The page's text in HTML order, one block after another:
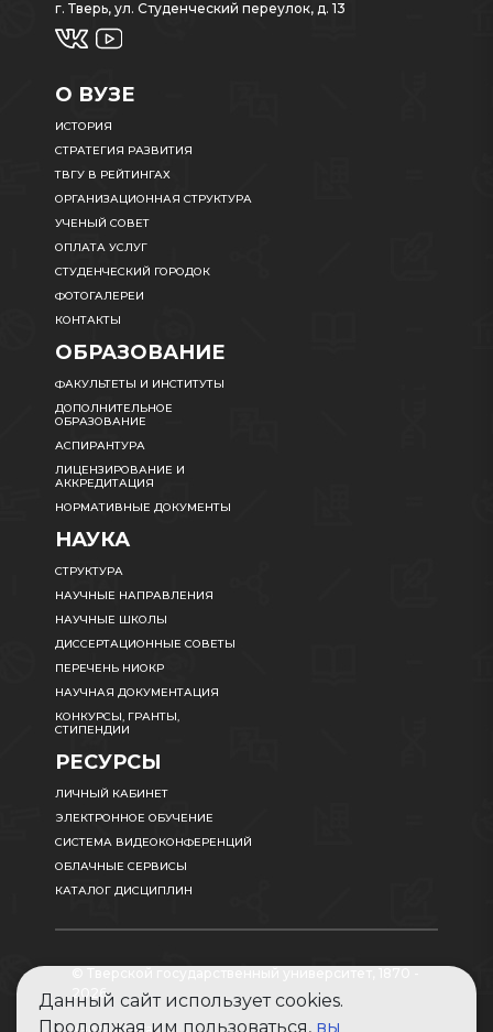
г. Тверь, ул. Студенческий переулок, д. 13
О ВУЗЕ
ИСТОРИЯ
СТРАТЕГИЯ РАЗВИТИЯ
ТВГУ В РЕЙТИНГАХ
ОРГАНИЗАЦИОННАЯ СТРУКТУРА
УЧЕНЫЙ СОВЕТ
ОПЛАТА УСЛУГ
СТУДЕНЧЕСКИЙ ГОРОДОК
ФОТОГАЛЕРЕИ
КОНТАКТЫ
ОБРАЗОВАНИЕ
ФАКУЛЬТЕТЫ И ИНСТИТУТЫ
ДОПОЛНИТЕЛЬНОЕ
ОБРАЗОВАНИЕ
АСПИРАНТУРА
ЛИЦЕНЗИРОВАНИЕ И
АККРЕДИТАЦИЯ
НОРМАТИВНЫЕ ДОКУМЕНТЫ
НАУКА
СТРУКТУРА
НАУЧНЫЕ НАПРАВЛЕНИЯ
НАУЧНЫЕ ШКОЛЫ
ДИССЕРТАЦИОННЫЕ СОВЕТЫ
ПЕРЕЧЕНЬ НИОКР
НАУЧНАЯ ДОКУМЕНТАЦИЯ
КОНКУРСЫ, ГРАНТЫ,
СТИПЕНДИИ
РЕСУРСЫ
ЛИЧНЫЙ КАБИНЕТ
ЭЛЕКТРОННОЕ ОБУЧЕНИЕ
СИСТЕМА ВИДЕОКОНФЕРЕНЦИЙ
ОБЛАЧНЫЕ СЕРВИСЫ
КАТАЛОГ ДИСЦИПЛИН
2026
Данный сайт использует cookies.
Продолжая им пользоваться, вы